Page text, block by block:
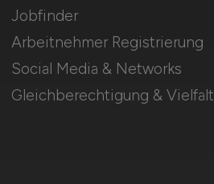
Jobfinder
Arbeitnehmer Registrierung
Social Media & Networks
Gleichberechtigung & Vielfalt